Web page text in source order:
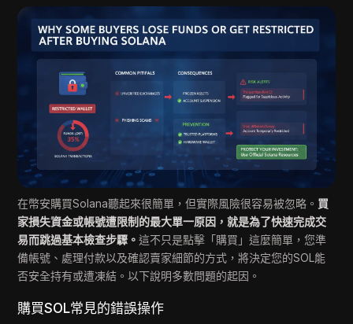
在幣安購買Solana聽起來很簡單，但實際風險很容易被忽略。 買
家損失資金或帳號遭限制的最大單一原因，就是為了快速完成交
易而跳過基本檢查步驟。這不只是點擊「購買」這麼簡單，您準
備帳號、處理付款以及確認賣家細節的方式，將決定您的SOL能
否安全持有或遭凍結。以下說明多數問題的起因。
購買SOL常見的錯誤操作